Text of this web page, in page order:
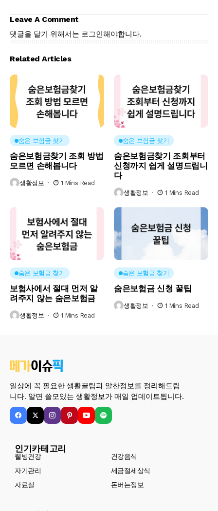
Leave A Comment
댓글을 달기 위해서는 로그인해야합니다.
Related Articles
숨은 보험금 찾기
숨은보험금찾기 조회 방법
모르면 손해봅니다
생활정보 1 Mins Read
숨은 보험금 찾기
숨은보험금찾기 조회부터
신청까지 쉽게 설명드립니
다
생활정보 1 Mins Read
숨은 보험금 찾기
보험사에서 절대 먼저 알
려주지 않는 숨은보험금
생활정보 1 Mins Read
숨은 보험금 찾기
숨은보험금 신청 꿀팁
생활정보 1 Mins Read
일상에 꼭 필요한 생활꿀팁과 알찬정보를 정리해드립
니다. 알면 쓸모있는 생활정보가 매일 업데이트됩니다.
인기카테고리
웰빙건강
건강음식
자기관리
세금절세상식
자료실
돈버는정보